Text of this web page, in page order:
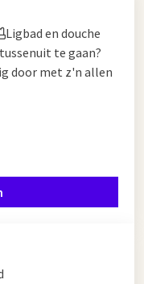
Ligbad en douche
te gaan?
door met z'n allen